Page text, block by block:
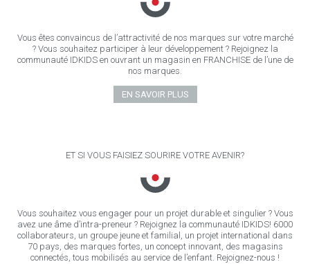
Vous êtes convaincus de l’attractivité de nos marques sur votre marché
? Vous souhaitez participer à leur développement ? Rejoignez la
communauté IDKIDS en ouvrant un magasin en FRANCHISE de l’une de
nos marques.
EN SAVOIR PLUS
ET SI VOUS FAISIEZ SOURIRE VOTRE AVENIR?
Vous souhaitez vous engager pour un projet durable et singulier ? Vous
avez une âme d’intra-preneur ? Rejoignez la communauté IDKIDS! 6000
collaborateurs, un groupe jeune et familial, un projet international dans
70 pays, des marques fortes, un concept innovant, des magasins
connectés, tous mobilisés au service de l’enfant. Rejoignez-nous !